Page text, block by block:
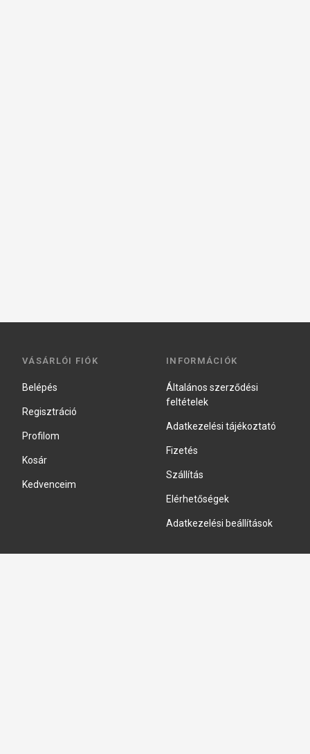
VÁSÁRLÓI FIÓK
Belépés
Regisztráció
Profilom
Kosár
Kedvenceim
INFORMÁCIÓK
Általános szerződési
feltételek
Adatkezelési tájékoztató
Fizetés
Szállítás
Elérhetőségek
Adatkezelési beállítások